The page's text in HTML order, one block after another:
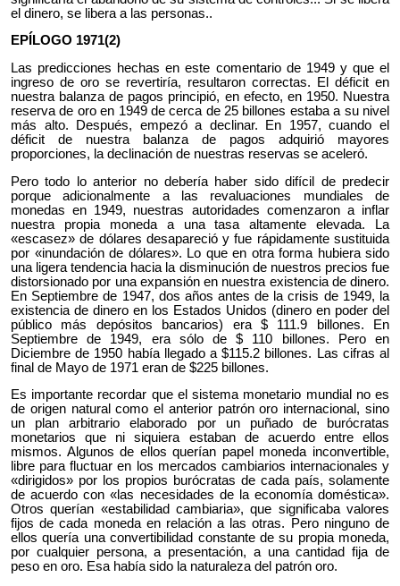
el dinero, se libera a las personas..
EPÍLOGO 1971(2)
Las predicciones hechas en este comentario de 1949 y que el
ingreso de oro se revertiría, resultaron correctas. El déficit en
nuestra balanza de pagos principió, en efecto, en 1950. Nuestra
reserva de oro en 1949 de cerca de 25 billones estaba a su nivel
más alto. Después, empezó a declinar. En 1957, cuando el
déficit de nuestra balanza de pagos adquirió mayores
proporciones, la declinación de nuestras reservas se aceleró.
Pero todo lo anterior no debería haber sido difícil de predecir
porque adicionalmente a las revaluaciones mundiales de
monedas en 1949, nuestras autoridades comenzaron a inflar
nuestra propia moneda a una tasa altamente elevada. La
«escasez» de dólares desapareció y fue rápidamente sustituida
por «inundación de dólares». Lo que en otra forma hubiera sido
una ligera tendencia hacia la disminución de nuestros precios fue
distorsionado por una expansión en nuestra existencia de dinero.
En Septiembre de 1947, dos años antes de la crisis de 1949, la
existencia de dinero en los Estados Unidos (dinero en poder del
público más depósitos bancarios) era $ 111.9 billones. En
Septiembre de 1949, era sólo de $ 110 billones. Pero en
Diciembre de 1950 había llegado a $115.2 billones. Las cifras al
final de Mayo de 1971 eran de $225 billones.
Es importante recordar que el sistema monetario mundial no es
de origen natural como el anterior patrón oro internacional, sino
un plan arbitrario elaborado por un puñado de burócratas
monetarios que ni siquiera estaban de acuerdo entre ellos
mismos. Algunos de ellos querían papel moneda inconvertible,
libre para fluctuar en los mercados cambiarios internacionales y
«dirigidos» por los propios burócratas de cada país, solamente
de acuerdo con «las necesidades de la economía doméstica».
Otros querían «estabilidad cambiaria», que significaba valores
fijos de cada moneda en relación a las otras. Pero ninguno de
ellos quería una convertibilidad constante de su propia moneda,
por cualquier persona, a presentación, a una cantidad fija de
peso en oro. Esa había sido la naturaleza del patrón oro.